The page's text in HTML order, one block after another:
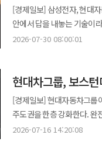
[경제일보] 삼성전자, 현대
안에서 답을 내놓는 기술이
승부는 시연 영상의 화려함
스마트홈과 공조, 서비스망에
공장부터 잡은 현대차 현대차그룹은 가장 먼저 실제 작업장을 로봇의 학습장으로 삼았다. 그룹은 지난 16일
소프트뱅크가 보유한 보스
풋옵션 행사에 따라 그룹 주
보스턴다이내믹스는 현대차그룹의 완전 자회사가 된다. 지
2026-07-30 08:00:01
현대차그룹, 보스
[경제일보] 현대자동차그룹
주도권을 한층 강화한다. 완
‘아틀라스’의 제조 현장 투입도 본격화할 계획이다. 16일 현대차그
2026-07-16 14:20:08